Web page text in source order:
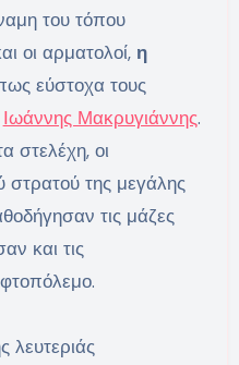
του τόπου
οι αρματολοί, η
εύστοχα τους
Ιωάννης Μακρυγιάννης.
στελέχη, οι
στρατού της μεγάλης
τις μάζες
και τις